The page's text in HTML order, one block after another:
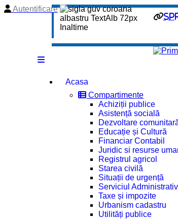
Autentificare
Acasa
Compartimente
Achiziții publice
Asistență socială
Dezvoltare
Educație și Cultură
Financiar Contabil
Juridic si resurse
Registrul agricol
Starea civilă
Situații de urgență
Serviciul Administrativ
Taxe și impozite
Urbanism cadastru
Utilități publice